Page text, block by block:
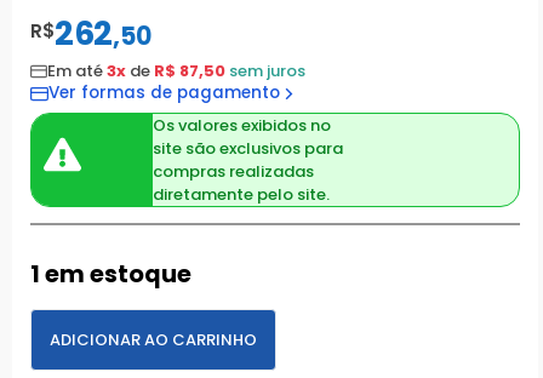
R$262,50
Em até3x de R$ 87,50 sem juros
Ver formas de pagamento
Os valores exibidos no
site são exclusivos para
compras realizadas
diretamente pelo site.
1 em estoque
ADICIONAR AO CARRINHO